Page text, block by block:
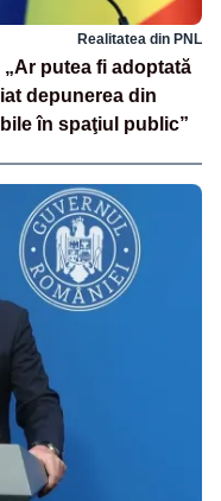
Realitatea din PNL
putea fi adoptată
depunerea din
în spaţiul public”